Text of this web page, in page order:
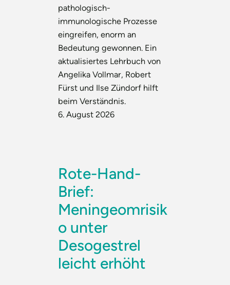
pathologisch-
immunologische Prozesse
eingreifen, enorm an
Bedeutung gewonnen. Ein
aktualisiertes Lehrbuch von
Angelika Vollmar, Robert
Fürst und Ilse Zündorf hilft
beim Verständnis.
6. August 2026
Rote-Hand-
Brief:
Meningeomrisik
o unter
Desogestrel
leicht erhöht